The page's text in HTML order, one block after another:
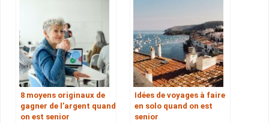
8 moyens originaux de
gagner de l’argent quand
on est senior
Idées de voyages à faire
en solo quand on est
senior